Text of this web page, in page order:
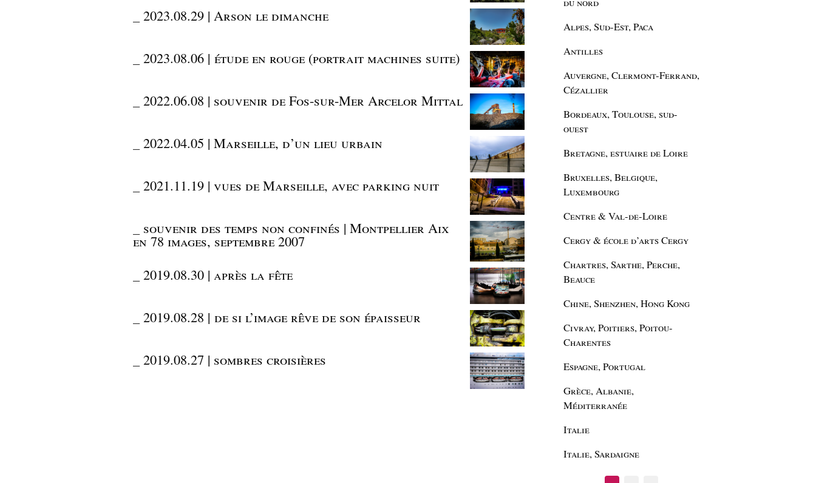
2023.08.29 | Arson le dimanche
2023.08.06 | étude en rouge (portrait machines suite)
2022.06.08 | souvenir de Fos-sur-Mer Arcelor Mittal
2022.04.05 | Marseille, d’un lieu urbain
2021.11.19 | vues de Marseille, avec parking nuit
souvenir des temps non confinés | Montpellier Aix
en 78 images, septembre 2007
2019.08.30 | après la fête
2019.08.28 | de si l’image rêve de son épaisseur
2019.08.27 | sombres croisières
Alpes, Sud-Est, Paca
Antilles
Auvergne, Clermont-Ferrand,
Cézallier
Bordeaux, Toulouse, sud-
ouest
Bretagne, estuaire de Loire
Bruxelles, Belgique,
Luxembourg
Centre & Val-de-Loire
Cergy & école d’arts Cergy
Chartres, Sarthe, Perche,
Beauce
Chine, Shenzhen, Hong Kong
Civray, Poitiers, Poitou-
Charentes
Espagne, Portugal
Grèce, Albanie,
Méditerranée
Italie
Italie, Sardaigne